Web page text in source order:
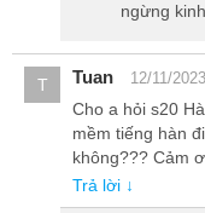
ngừng
T Tuan 12/11/
Cho a hỏi s20
mềm tiếng hàn
không??? Cảm
Trả lời ↓